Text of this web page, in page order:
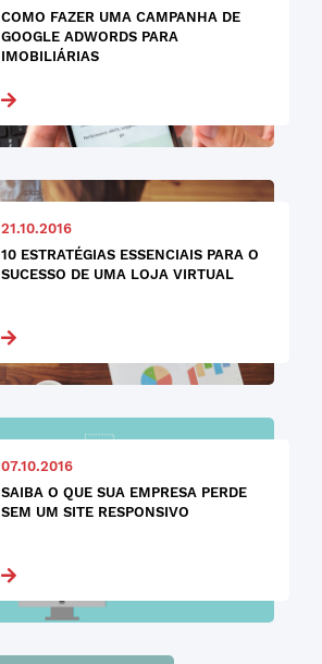
COMO FAZER UMA CAMPANHA DE
GOOGLE ADWORDS PARA
IMOBILIÁRIAS
21.10.2016
10 ESTRATÉGIAS ESSENCIAIS PARA O
SUCESSO DE UMA LOJA VIRTUAL
07.10.2016
SAIBA O QUE SUA EMPRESA PERDE
SEM UM SITE RESPONSIVO